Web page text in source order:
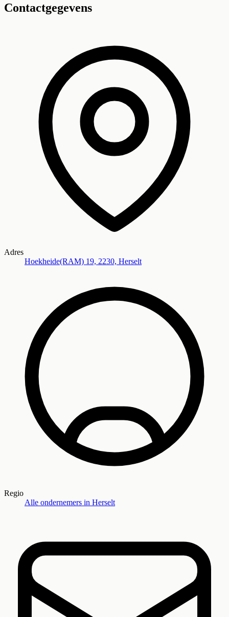
−
Contactgegevens
Adres
Hoekheide(RAM) 19, 2230, Herselt
Regio
Alle ondernemers in Herselt